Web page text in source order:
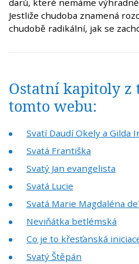
Jestliže chudoba znamená
chudobě radikální, jak se
Ostatní kapitoly z
tomto webu:
Svatí Daudí Okely a Gilda
Svatá Františka
Svatý Jan evangelista
Svatá Lucie
Svatá Marie Magdaléna
Neviňátka betlémská
Co je to křesťanská
Svatý Štěpán